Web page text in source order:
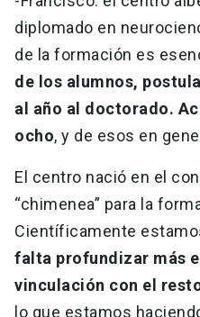
diplomado en
de la formación es
de los alumnos,
al año al doctorado.
ocho, y de esos en
El centro nació en el
“chimenea” para la
Científicamente
falta profundizar más
vinculación con el
lo que estamos